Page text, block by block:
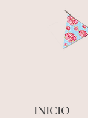
INICIO